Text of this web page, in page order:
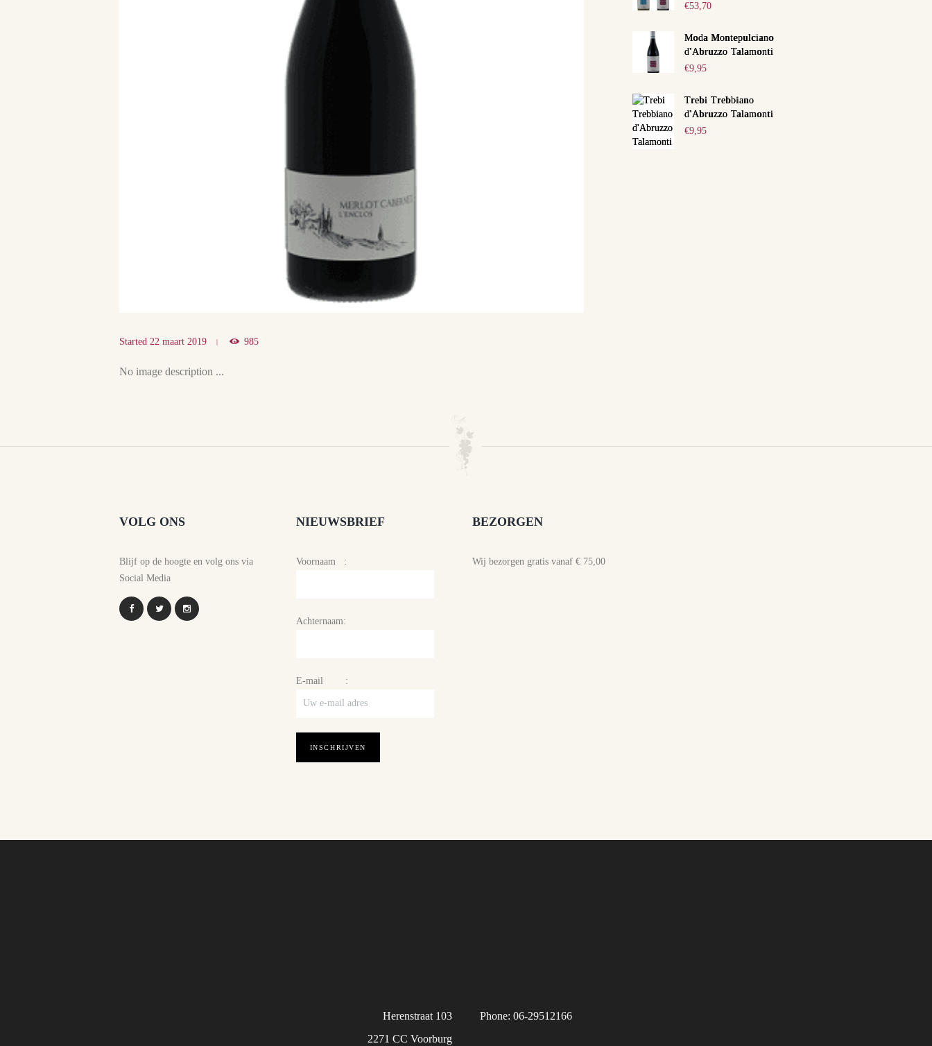
Started 22 maart 2019 985
No image description ...
€53,70
Moda Montepulciano
d'Abruzzo Talamonti
€9,95
Trebi Trebbiano
d'Abruzzo Talamonti
€9,95
VOLG ONS
Blijf op de hoogte en volg ons via
Social Media
NIEUWSBRIEF
Voornaam :
Achternaam:
E-mail :
BEZORGEN
Wij bezorgen gratis vanaf € 75,00
Phone: 06-29512166
Herenstraat 103
2271 CC Voorburg